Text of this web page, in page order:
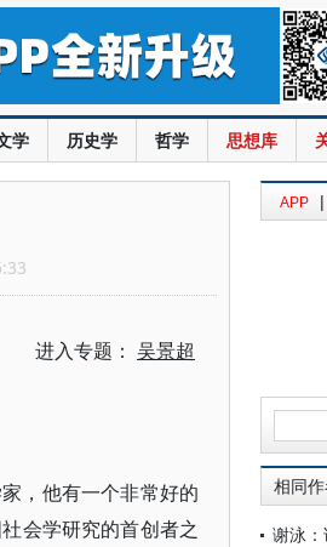
学 历史学 哲学 思想库
进入专题： 吴景超
，他有一个非常好的
会学研究的首创者之
APP |
相同